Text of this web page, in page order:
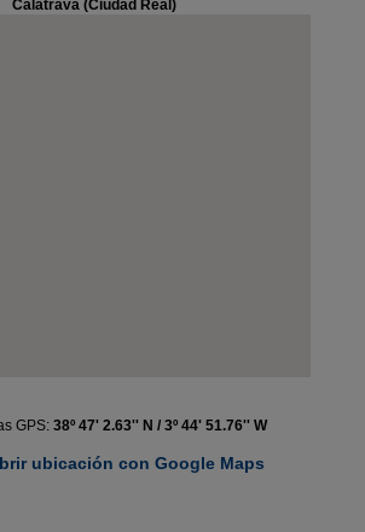
Calatrava (Ciudad Real)
GPS: 38º 47' 2.63'' N / 3º 44' 51.76'' W
ubicación con Google Maps